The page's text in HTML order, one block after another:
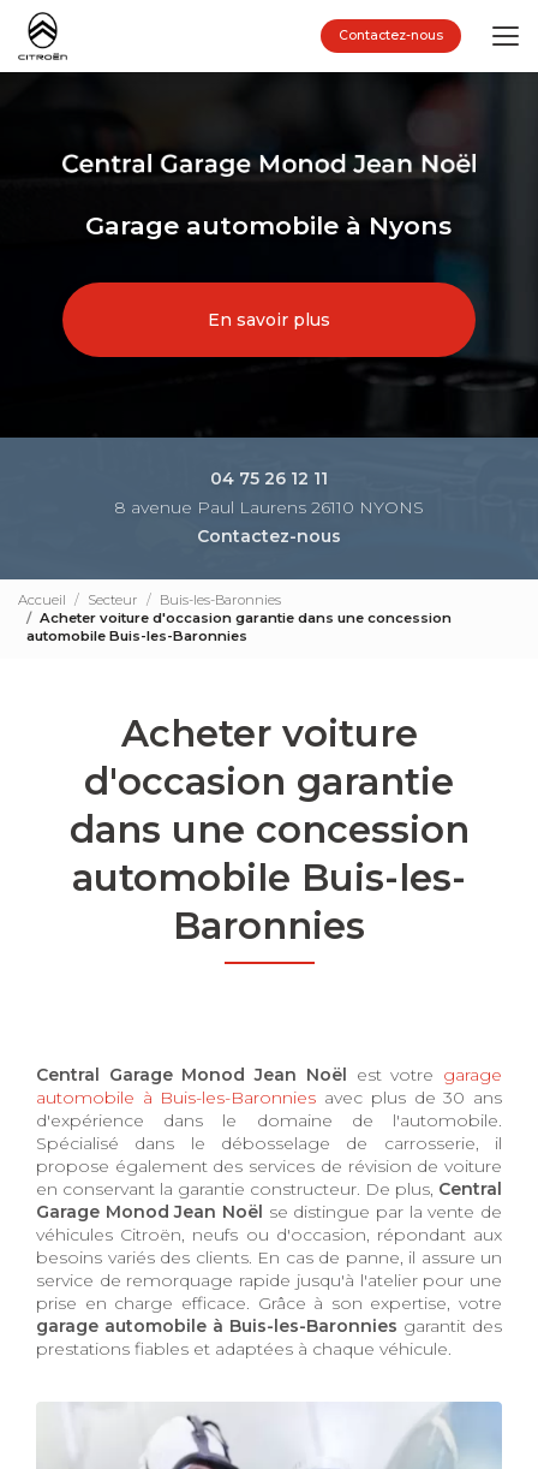
Aller
contenu
principal
Contactez-nous
Garage automobile à Nyons
En savoir plus
04 75 26 12 11
8 avenue Paul Laurens 26110 NYONS
Contactez-nous
Accueil Secteur
Buis-les-Baronnies
Acheter voiture d'occasion garantie dans une concession
automobile Buis-les-Baronnies
Acheter voiture
d'occasion garantie
dans une concession
automobile Buis-les-
Baronnies
Central Garage Monod Jean Noël est votre garage
automobile à Buis-les-Baronnies avec plus de 30 ans
d'expérience dans le domaine de l'automobile.
Spécialisé dans le débosselage de carrosserie, il
propose également des services de révision de voiture
en conservant la garantie constructeur. De plus, Central
Garage Monod Jean Noël se distingue par la vente de
véhicules Citroën, neufs ou d'occasion, répondant aux
besoins variés des clients. En cas de panne, il assure un
service de remorquage rapide jusqu'à l'atelier pour une
prise en charge efficace. Grâce à son expertise, votre
garage automobile à Buis-les-Baronnies garantit des
prestations fiables et adaptées à chaque véhicule.